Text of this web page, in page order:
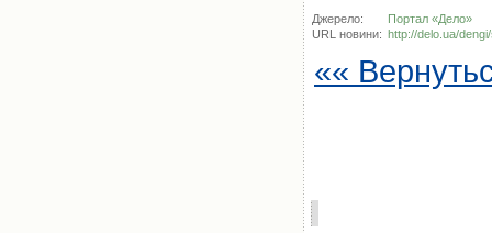
Джерело:
Портал «Дело»
URL новини: http://delo.ua/
««